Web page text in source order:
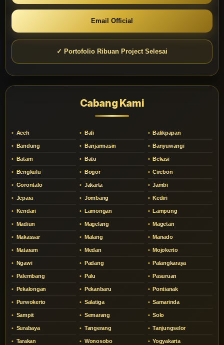
Email Official
✓ Portofolio Ribuan Project Selesai
Cabang Kami
Aceh Bali Balikpapan
Bandung Banjarmasin Banyuwangi
Batam Batu Bekasi
Bengkulu Bogor Cirebon
Gorontalo Jakarta Jambi
Jepara Jombang Kediri
Kendari Lamongan Lampung
Madiun Magelang Magetan
Makassar Malang Manado
Mataram Medan Mojokerto
Ngawi Padang Palangkaraya
Palembang Palu Pasuruan
Pekalongan Pekanbaru Pontianak
Purwokerto Salatiga Samarinda
Sampit Semarang Solo
Surabaya Tangerang Tanjungselor
Tarakan Wonosobo Yogyakarta